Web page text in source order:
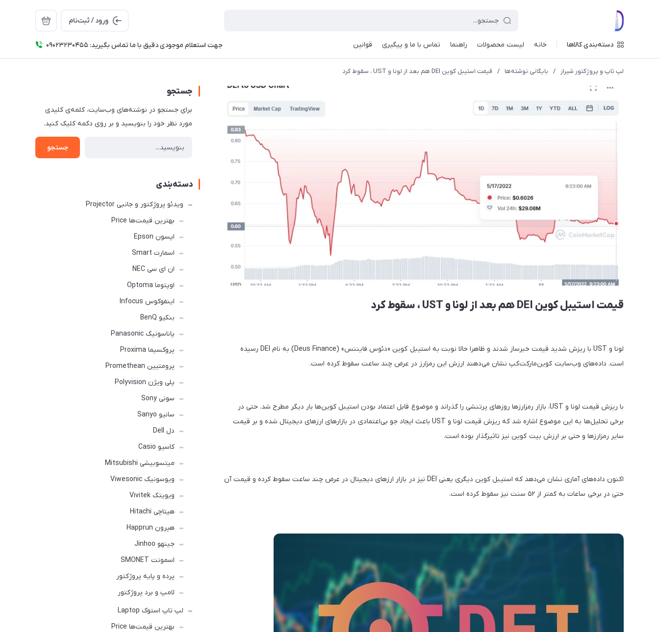
ورود / ثبت‌نام
دسته‌بندی کالاها خانه لیست محصولات راهنما تماس با ما و پیگیری قوانین جهت استعلام موجودی دقیق با ما تماس بگیرید: 09023230455
لپ تاپ و پروژکتور شیراز / بایگانی نوشته‌ها / قیمت استیبل کوین DEI هم بعد از لونا و UST‌ ، سقوط کرد
قیمت استیبل کوین DEI هم بعد از لونا و UST‌ ، سقوط کرد
لونا و UST با ریزش شدید قیمت خبرساز شدند و ظاهرا حالا نوبت به استیبل کوین «دئوس فایننس» (Deus Finance) به نام DEI رسیده
است. داده‌های وب‌سایت کوین‌مارکت‌کپ نشان می‌دهند ارزش این رمزارز در عرض چند ساعت سقوط کرده است.
با ریزش قیمت لونا و UST، بازار رمزارزها روزهای پرتنشی را گذراند و موضوع قابل اعتماد بودن استیبل کوین‌ها بار دیگر مطرح شد. حتی در
برخی تحلیل‌ها به این موضوع اشاره شد که ریزش قیمت لونا و UST باعث ایجاد جو بی‌اعتمادی در بازارهای ارزهای دیجیتال شده و بر قیمت
سایر رمزارزها و حتی بر ارزش بیت کوین نیز تاثیرگذار بوده است.
اکنون داده‌های آماری نشان می‌دهد که استیبل کوین دیگری یعنی DEI نیز در بازار ارزهای دیجیتال در عرض چند ساعت سقوط کرده و قیمت آن
حتی در برخی ساعات به کمتر از ۵۲ سنت نیز سقوط کرده است.
جستجو
برای جستجو در نوشته‌های وب‌سایت، کلمه‌ی کلیدی
مورد نظر خود را بنویسید و بر روی دکمه کلیک کنید.
جستجو
دسته‌بندی
ویدئو پروژکتور و جانبی Projector
بهترین قیمت‌ها Price
اپسون Epson
اسمارت Smart
ان ای سی NEC
اوپتوما Optoma
اینفوکوس Infocus
بنکیو BenQ
پاناسونیک Panasonic
پروکسیما Proxima
پرومتیین Promethean
پلی ویژن Polyvision
سونی Sony
سانیو Sanyo
دل Dell
کاسیو Casio
میتسوبیشی Mitsubishi
ویوسونیک Viwesonic
ویویتک Vivitek
هیتاچی Hitachi
هپرون Happrun
جینهو Jinhoo
اسمونت SMONET
پرده و پایه پروژکتور
لامپ و برد پروژکتور
لپ تاپ استوک Laptop
بهترین قیمت‌ها Price